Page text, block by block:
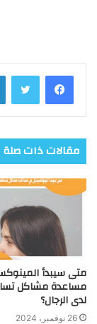
فيسبوك
مقالات ذات صلة
متى سيبدأ
مساعدة مشاكل
لدى الرجال؟
26 نوفمبر، 2024